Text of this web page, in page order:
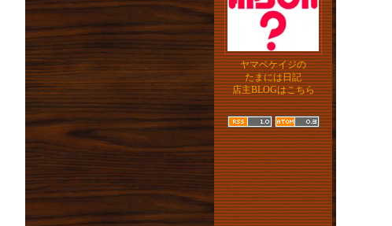
ヤマベケイジの
たまには日記
店主BLOGはこちら